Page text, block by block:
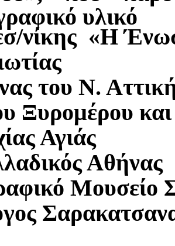
υλικό
νίκης «Η
του Ν.
Ξυρομέρου
Αγιάς
Αθήνας
Μουσείο